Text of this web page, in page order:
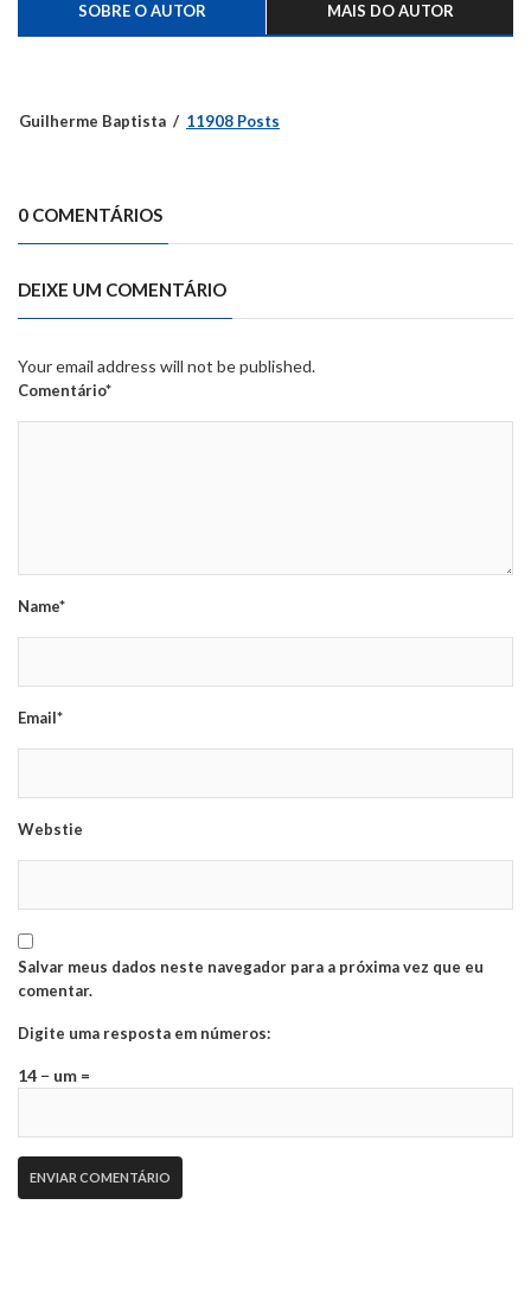
SOBRE O AUTOR MAIS DO AUTOR
Guilherme Baptista 11908 Posts
0 COMENTÁRIOS
DEIXE UM COMENTÁRIO
Your email address will not be published.
Comentário*
Name*
Email*
Webstie
Salvar meus dados neste navegador para a próxima vez que eu
comentar.
Digite uma resposta em números:
14 − um =